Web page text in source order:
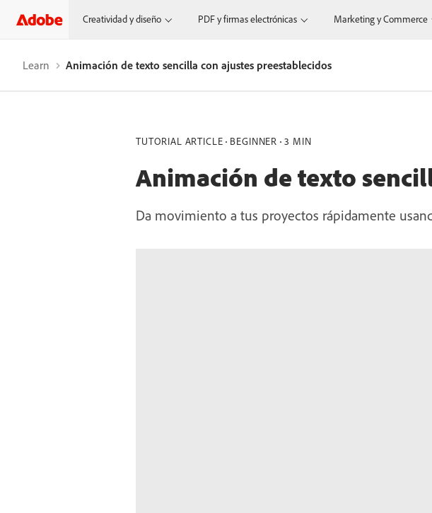
Creatividad y diseño PDF y firmas electrónicas Marketing y Commerce
Learn Animación de texto sencilla con ajustes preestablecidos
TUTORIAL ARTICLE BEGINNER 3 MIN
Animación de texto
Da movimiento a tus proyectos rápidamente